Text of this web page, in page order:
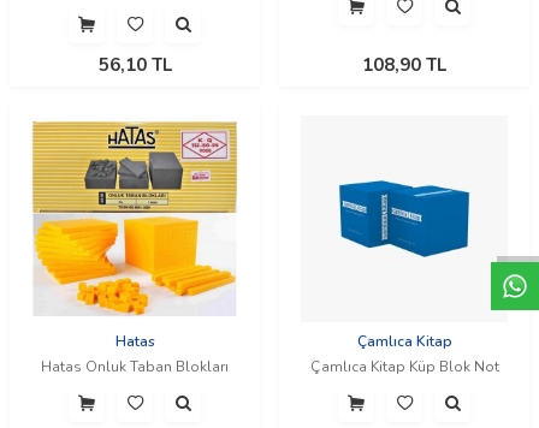
56,10TL 108,90 TL
Hatas
Hatas Onluk Taban Blokları
Çamlıca Kitap
Çamlıca Kitap Küp Blok Not